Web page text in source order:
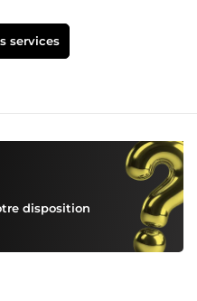
services
disposition